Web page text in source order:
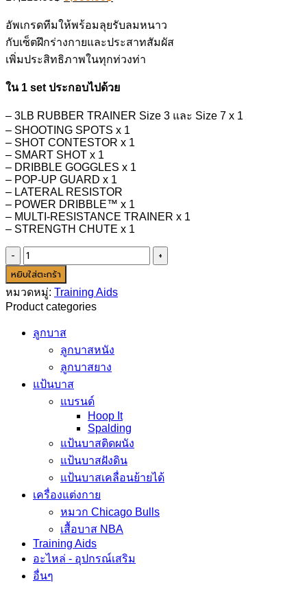
price
was:
17,115.00฿.
price
is:
อัพเกรดทีมให้พร้อมลุยรับลมหนาว
กับเซ็ตฝึกร่างกายและประสาทสัมผัส
เพิ่มประสิทธิภาพในทุกท่วงท่า
ใน 1 set ประกอบไปด้วย
– 3LB RUBBER TRAINER Size 3 และ Size 7 x 1
– SHOOTING SPOTS x 1
– SHOT CONTESTOR x 1
– SMART SHOT x 1
– DRIBBLE GOGGLES x 1
– POP-UP GUARD x 1
– LATERAL RESISTOR
– POWER DRIBBLE™ x 1
– MULTI-RESISTANCE TRAINER x 1
– STRENGTH CHUTE x 1
จำนวน
SPALDING
Training
Aids
Full
(10
ITEM)
หยิบใส่ตะกร้า
หมวดหมู่: Training Aids
Product categories
ลูกบาส
ลูกบาสหนัง
ลูกบาสยาง
แป้นบาส
แบรนด์
Hoop It
Spalding
แป้นบาสติดผนัง
แป้นบาสฝังดิน
แป้นบาสเคลื่อนย้ายได้
เครื่องแต่งกาย
หมวก Chicago Bulls
เสื้อบาส NBA
Training Aids
อะไหล่ - อุปกรณ์เสริม
อื่นๆ